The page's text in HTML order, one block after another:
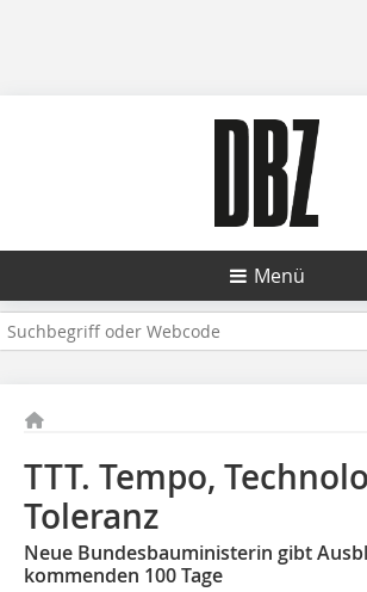
Menü
TTT. Tempo,
Toleranz
Neue Bundesbauministerin gibt
kommenden 100 Tage